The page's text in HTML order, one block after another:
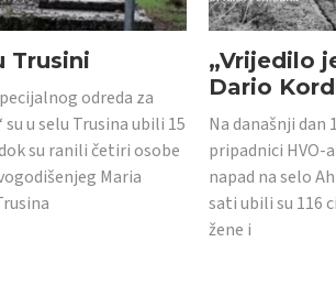
Trusini
odreda za
u selu Trusina ubili 15
su ranili četiri osobe
Maria
„Vrijedilo
Dario
Na današnji
pripadnici HVO-
napad na selo
sati ubili su 116
žene i